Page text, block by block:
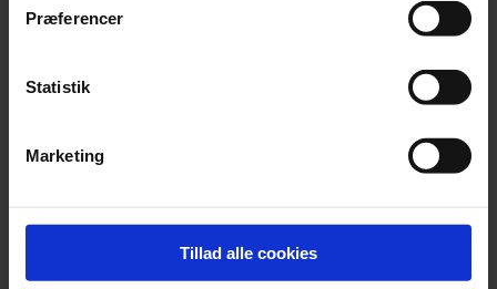
Præferencer
Statistik
Marketing
Tillad alle cookies